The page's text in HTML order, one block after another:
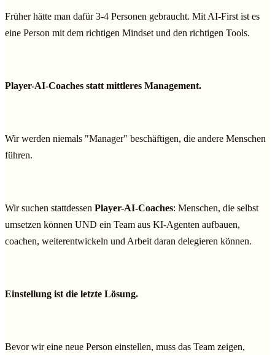
Früher hätte man dafür 3-4 Personen gebraucht. Mit AI-First ist es
eine Person mit dem richtigen Mindset und den richtigen Tools.
Player-AI-Coaches statt mittleres Management.
Wir werden niemals "Manager" beschäftigen, die andere Menschen
führen.
Wir suchen stattdessen Player-AI-Coaches: Menschen, die selbst
umsetzen können UND ein Team aus KI-Agenten aufbauen,
coachen, weiterentwickeln und Arbeit daran delegieren können.
Einstellung ist die letzte Lösung.
Bevor wir eine neue Person einstellen, muss das Team zeigen,